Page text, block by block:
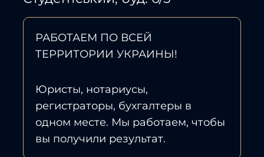
РАБОТАЕМ ПО ВСЕЙ
ТЕРРИТОРИИ УКРАИНЫ!
Юристы, нотариусы,
регистраторы, бухгалтеры в
одном месте. Мы работаем, чтобы
вы получили результат.